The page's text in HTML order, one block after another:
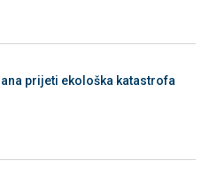
prijeti ekološka katastrofa